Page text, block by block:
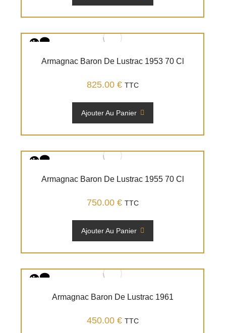
Armagnac Baron De Lustrac 1953 70 Cl
825.00 € TTC
Ajouter Au Panier
Armagnac Baron De Lustrac 1955 70 Cl
750.00 € TTC
Ajouter Au Panier
Armagnac Baron De Lustrac 1961
450.00 € TTC